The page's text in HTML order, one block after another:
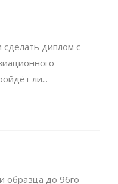
диплом с
ли...
образца до 96го